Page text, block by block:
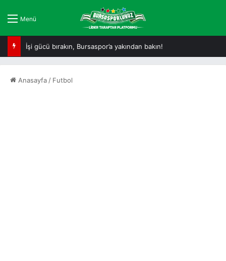
Menü
İşi gücü bırakın, Bursaspor’a yakından bakın!
Anasayfa / Futbol